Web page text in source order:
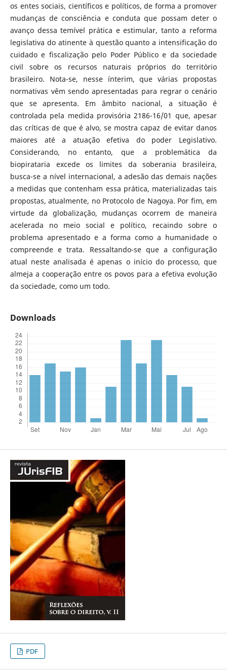
os entes sociais, científicos e políticos, de forma a promover
mudanças de consciência e conduta que possam deter o
avanço dessa temível prática e estimular, tanto a reforma
legislativa do atinente à questão quanto a intensificação do
cuidado e fiscalização pelo Poder Público e da sociedade
civil sobre os recursos naturais próprios do território
brasileiro. Nota-se, nesse ínterim, que várias propostas
normativas vêm sendo apresentadas para regrar o cenário
que se apresenta. Em âmbito nacional, a situação é
controlada pela medida provisória 2186-16/01 que, apesar
das críticas de que é alvo, se mostra capaz de evitar danos
maiores até a atuação efetiva do poder Legislativo.
Considerando, no entanto, que a problemática da
biopirataria excede os limites da soberania brasileira,
busca-se a nível internacional, a adesão das demais nações
a medidas que contenham essa prática, materializadas tais
propostas, atualmente, no Protocolo de Nagoya. Por fim, em
virtude da globalização, mudanças ocorrem de maneira
acelerada no meio social e político, recaindo sobre o
problema apresentado e a forma como a humanidade o
compreende e trata. Ressaltando-se que a configuração
atual neste analisada é apenas o início do processo, que
almeja a cooperação entre os povos para a efetiva evolução
da sociedade, como um todo.
Downloads
PDF